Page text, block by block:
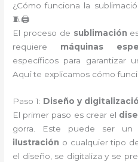
¿Cómo funciona la
🧵🖨️
El proceso de sublimación
requiere máquinas
específicos para garantizar
Aquí te explicamos cómo
Paso 1: Diseño y
El primer paso es crear el
gorra. Este puede ser un
ilustración o cualquier tipo
el diseño, se digitaliza y se